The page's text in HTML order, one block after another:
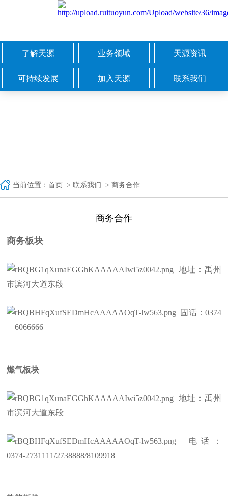
了解天源
集团简介
业务领域
城市燃气
畜牧领域
天源资讯
公司新闻
可持续发展 加入天源
社会招聘
联系我们
当前位置： 首页 > 联系我们 > 商务合作
商务合作
商务板块
地址：禹州
市滨河大道东段
固话：0374
—6066666
燃气板块
地址：禹州
市滨河大道东段
电话：
0374-2731111/2738888/8109918